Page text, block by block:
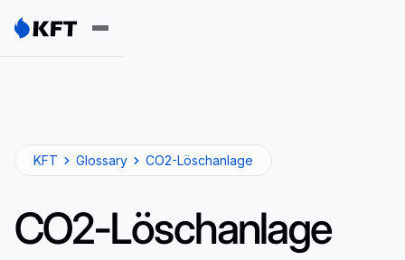
KFT Glossary CO2-Löschanlage
CO2-Löschanlage